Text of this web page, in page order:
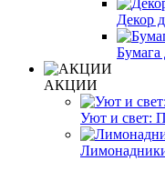
Декор
Бумага
АКЦИИ
Уют и свет: